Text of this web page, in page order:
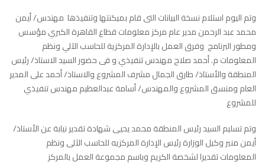
وتم اليوم استلام نسخة البيانات التى قام بميكنتها وتنفيذها مهندس/ أيمن
محمد عبد الرحمن مدير عام مركز معلومات قطاع القاهرة الكبري مؤسس
ومطور البرنامج وفرق العمل بالإدارة المركزية للحاسب الآلي ونظم
المعلومات م. أحمد صلاح مهندس تنفيذي و فى حضور السيد الاستاذ/ رئيس
المنطقة والأستاذ/ طارق الجمال مشرف المشروع والاستاذ/ أحمد على المدير
العام ومنسق المشروع والمهندس/ أسامة عبدالعظيم مهندس تنفيذي
للمشروع
وتم تسليم السيد رئيس المنطقة محمد يحيى شهادة تقدير نيابة عن الأستاذ/
أيمن منير وكيل الوزارة رئيس الإدارة المركزيه للحاسب الآلى ونظم
المعلومات تقديرا لشخصة الكريم وباسم مجموعة العمل بالمركز